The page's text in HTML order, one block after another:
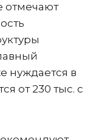
отмечают
нуждается в
от 230 тыс. с